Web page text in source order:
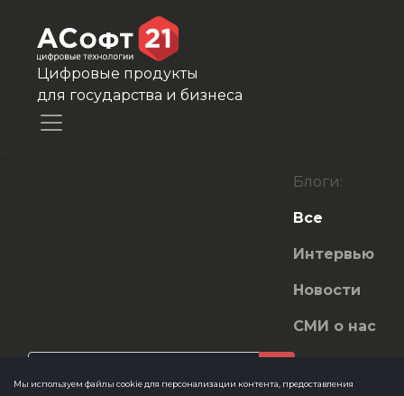
Цифровые продукты
для государства и бизнеса
Блоги:
Все
Интервью
Новости
СМИ о нас
Мы используем файлы cookie для персонализации контента, предоставления